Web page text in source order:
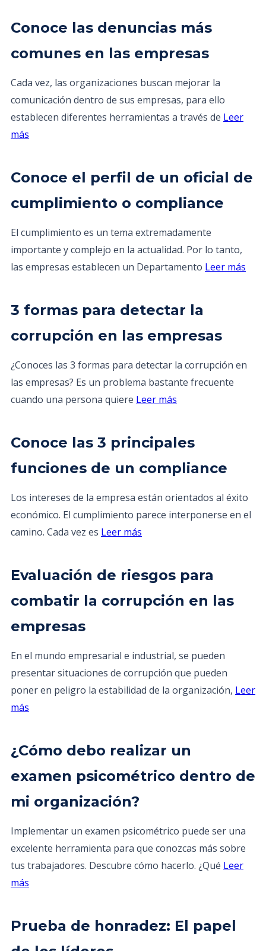
Conoce las denuncias más
comunes en las empresas
Cada vez, las organizaciones buscan mejorar la
comunicación dentro de sus empresas, para ello
establecen diferentes herramientas a través de Leer
más
Conoce el perfil de un oficial de
cumplimiento o compliance
El cumplimiento es un tema extremadamente
importante y complejo en la actualidad. Por lo tanto,
las empresas establecen un Departamento Leer más
3 formas para detectar la
corrupción en las empresas
¿Conoces las 3 formas para detectar la corrupción en
las empresas? Es un problema bastante frecuente
cuando una persona quiere Leer más
Conoce las 3 principales
funciones de un compliance
Los intereses de la empresa están orientados al éxito
económico. El cumplimiento parece interponerse en el
camino. Cada vez es Leer más
Evaluación de riesgos para
combatir la corrupción en las
empresas
En el mundo empresarial e industrial, se pueden
presentar situaciones de corrupción que pueden
poner en peligro la estabilidad de la organización, Leer
más
¿Cómo debo realizar un
examen psicométrico dentro de
mi organización?
Implementar un examen psicométrico puede ser una
excelente herramienta para que conozcas más sobre
tus trabajadores. Descubre cómo hacerlo. ¿Qué Leer
más
Prueba de honradez: El papel